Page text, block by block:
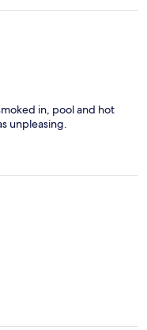
in, pool and hot
unpleasing.